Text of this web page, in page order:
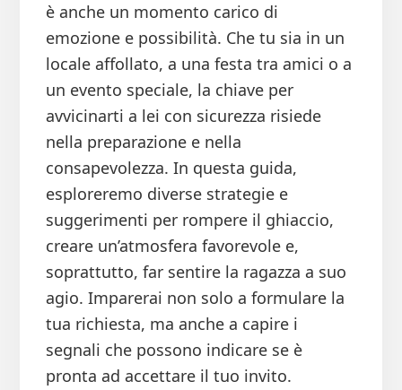
è anche un momento carico di
emozione e possibilità. Che tu sia in un
locale affollato, a una festa tra amici o a
un evento speciale, la chiave per
avvicinarti a lei con sicurezza risiede
nella preparazione e nella
consapevolezza. In questa guida,
esploreremo diverse strategie e
suggerimenti per rompere il ghiaccio,
creare un’atmosfera favorevole e,
soprattutto, far sentire la ragazza a suo
agio. Imparerai non solo a formulare la
tua richiesta, ma anche a capire i
segnali che possono indicare se è
pronta ad accettare il tuo invito.